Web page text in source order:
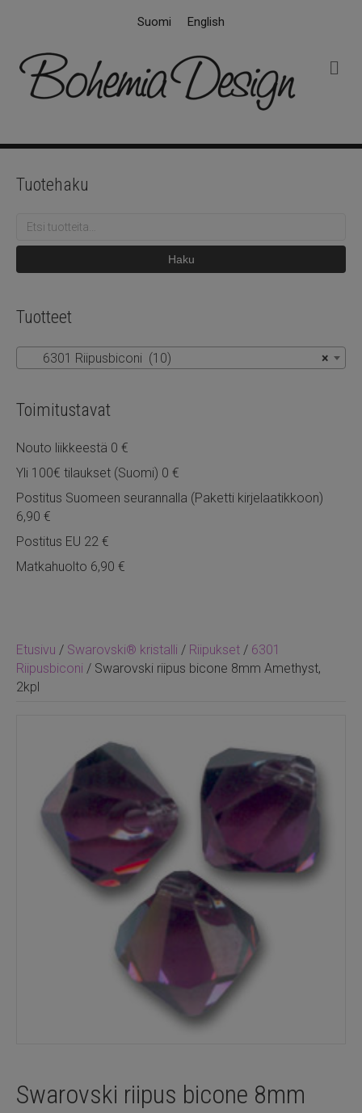
Suomi English
k
Etusivu / Swarovski® kristalli / Riipukset / 6301
Riipusbiconi / Swarovski riipus bicone 8mm Amethyst,
2kpl
Swarovski riipus bicone 8mm
Tuotehaku
Etsi:
Haku
Tuotteet
×
6301 Riipusbiconi (10)
Toimitustavat
Nouto liikkeestä 0 €
Yli 100€ tilaukset (Suomi) 0 €
Postitus Suomeen seurannalla (Paketti kirjelaatikkoon)
6,90 €
Postitus EU 22 €
Matkahuolto 6,90 €